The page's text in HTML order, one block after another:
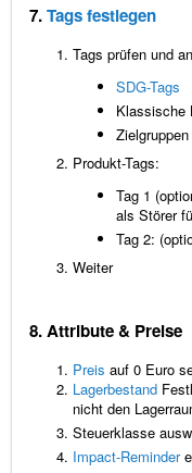
7.Tags festlegen
Tags prüfen und
SDG-Tags
Klassische
Zielgruppen
Produkt-Tags:
Tag 1
als Störer
Tag 2:
Weiter
8. Attribute & Preise
Preis auf 0 Euro
Lagerbestand
nicht den
Steuerklasse
Impact-Reminder